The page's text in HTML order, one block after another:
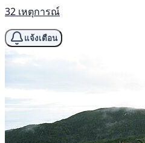
32 เหตุการณ์
แจ้งเตือน